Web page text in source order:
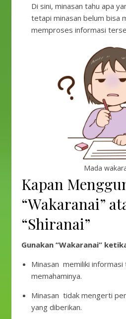
Di sini, minasan tahu apa
tetapi minasan belum bisa
memproses informasi
Mada
Kapan
“Wakaranai”
“Shiranai”
Gunakan “Wakaranai”
Minasan memiliki
memahaminya.
Minasan tidak mengerti
yang diberikan.